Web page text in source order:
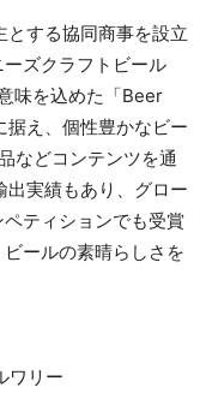
する協同商事を設立
ズクラフトビール
味を込めた「Beer
え、個性豊かなビー
などコンテンツを通
出実績もあり、グロー
ティションでも受賞
ールの素晴らしさを
ワリー